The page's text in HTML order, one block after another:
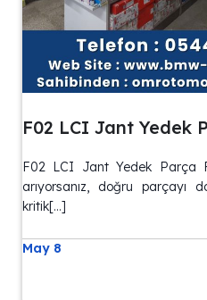
F02 LCI Jant Yedek
F02 LCI Jant Yedek Parça
arıyorsanız, doğru
kritik[…]
May 8